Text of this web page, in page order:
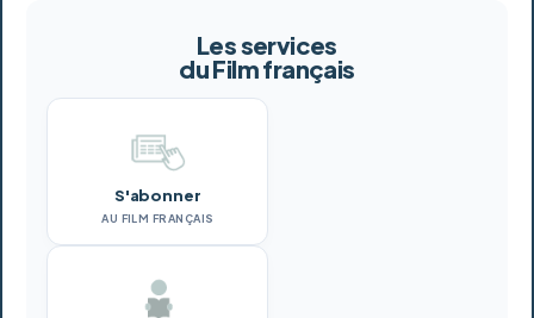
Les services
du Film français
S'abonner
AU FILM FRANÇAIS